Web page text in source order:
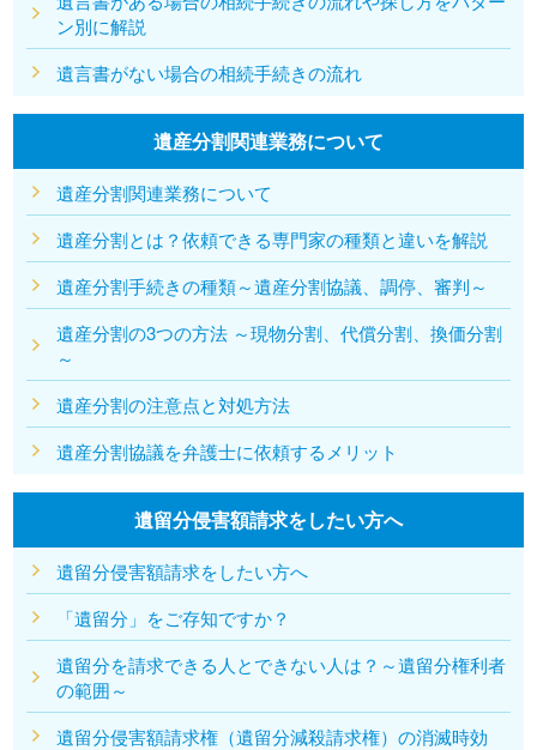
ン別に解説
遺言書がない場合の相続手続きの流れ
遺産分割関連業務について
遺産分割関連業務について
遺産分割とは？依頼できる専門家の種類と違いを解説
遺産分割手続きの種類～遺産分割協議、調停、審判～
遺産分割の3つの方法 ～現物分割、代償分割、換価分割
～
遺産分割の注意点と対処方法
遺産分割協議を弁護士に依頼するメリット
遺留分侵害額請求をしたい方へ
遺留分侵害額請求をしたい方へ
「遺留分」をご存知ですか？
遺留分を請求できる人とできない人は？～遺留分権利者
の範囲～
遺留分侵害額請求権（遺留分減殺請求権）の消滅時効